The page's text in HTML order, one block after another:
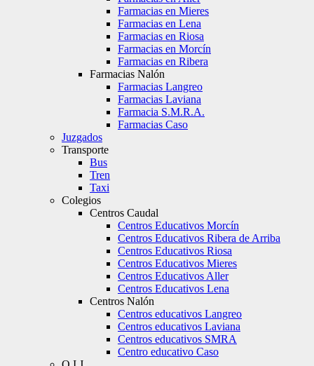
Farmacias en Mieres
Farmacias en Lena
Farmacias en Riosa
Farmacias en Morcín
Farmacias en Ribera
Farmacias Nalón
Farmacias Langreo
Farmacias Laviana
Farmacia S.M.R.A.
Farmacias Caso
Juzgados
Transporte
Bus
Tren
Taxi
Colegios
Centros Caudal
Centros Educativos Morcín
Centros Educativos Ribera de Arriba
Centros Educativos Riosa
Centros Educativos Mieres
Centros Educativos Aller
Centros Educativos Lena
Centros Nalón
Centros educativos Langreo
Centros educativos Laviana
Centros educativos SMRA
Centro educativo Caso